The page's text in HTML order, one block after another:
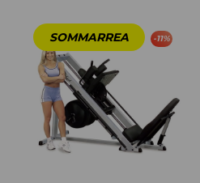
-11%